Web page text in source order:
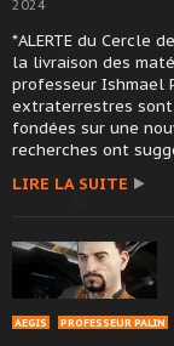
2024
*ALERTE du Cercle
la livraison des
professeur Ishmael
extraterrestres sont
fondées sur une
recherches ont
LIRE LA SUITE
AEGIS PROFESSEUR PALIN